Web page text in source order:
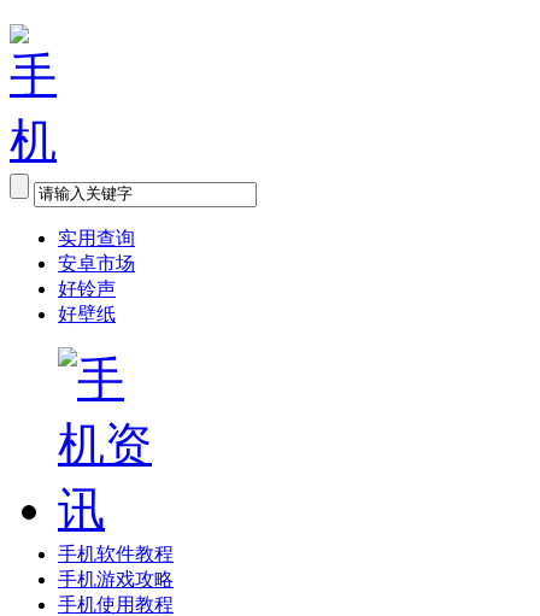
实用查询
安卓市场
好铃声
好壁纸
手机软件教程
手机游戏攻略
手机使用教程